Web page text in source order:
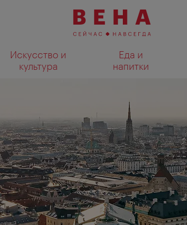
Искусство и
культура
Еда и
напитки